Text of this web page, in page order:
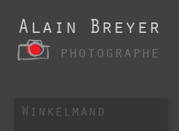
Alain Breyer
photographe
Winkelmand